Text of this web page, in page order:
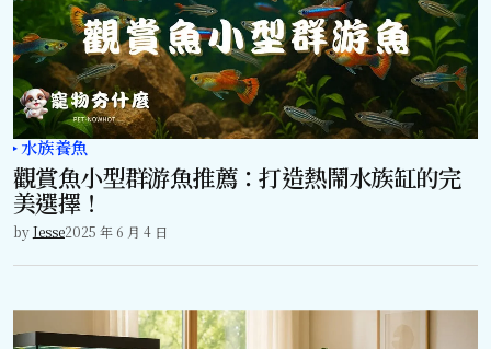
水族養魚
觀賞魚小型群游魚推薦：打造熱鬧水族缸的完
美選擇！
byJesse2025 年 6 月 4 日